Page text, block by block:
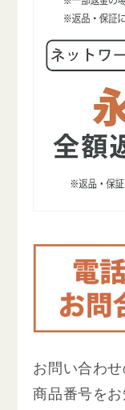
お問い合わ
商品番号を